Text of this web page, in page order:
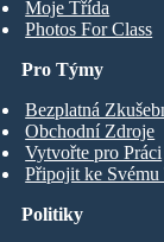
Moje Třída
Photos For Class
Pro Týmy
Bezplatná
Obchodní Zdroje
Vytvořte pro Práci
Připojit ke Svému
Politiky